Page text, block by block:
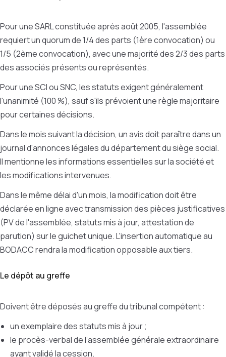
Pour une SARL constituée après août 2005, l'assemblée
requiert un quorum de 1/4 des parts (1ère convocation) ou
1/5 (2ème convocation), avec une majorité des 2/3 des parts
des associés présents ou représentés.
Pour une SCI ou SNC, les statuts exigent généralement
l'unanimité (100 %), sauf s'ils prévoient une règle majoritaire
pour certaines décisions.
Dans le mois suivant la décision, un avis doit paraître dans un
journal d'annonces légales du département du siège social.
Il mentionne les informations essentielles sur la société et
les modifications intervenues.
Dans le même délai d'un mois, la modification doit être
déclarée en ligne avec transmission des pièces justificatives
(PV de l'assemblée, statuts mis à jour, attestation de
parution) sur le guichet unique. L'insertion automatique au
BODACC rendra la modification opposable aux tiers.
Le dépôt au greffe
Doivent être déposés au greffe du tribunal compétent :
un exemplaire des statuts mis à jour ;
le procès-verbal de l’assemblée générale extraordinaire
ayant validé la cession.